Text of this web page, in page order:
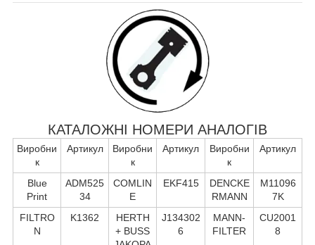
КАТАЛОЖНІ НОМЕРИ АНАЛОГІВ
Виробни
к
Артикул
Виробни
к
Артикул
Виробни
к
Артикул
Blue
Print
ADM525
34
COMLIN
E
EKF415
DENCKE
RMANN
M11096
7K
FILTRO
N
K1362
HERTH
+ BUSS
J134302
6
MANN-
FILTER
CU2001
8